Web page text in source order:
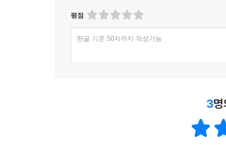
평점
한글 기준 50자까지 작성가능
3